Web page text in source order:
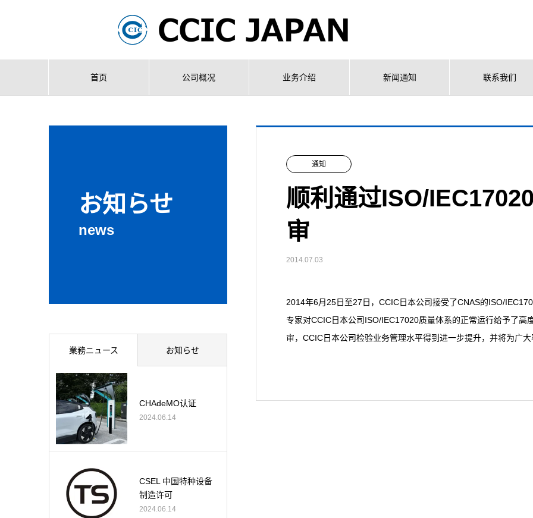
首页 公司概况 业务介绍 新闻通知 联系我们
お知らせ
news
通知
顺利通过ISO/
审
2014.07.03
2014年6月25日至27日，CCIC日本公司接受了CNAS的ISO/
专家对CCIC日本公司ISO/IEC17020质量体系的正常运行给予了高
审，CCIC日本公司检验业务管理水平得到进一步提升，并将为广
業務ニュース
お知らせ
CHAdeMO认证
2024.06.14
CSEL 中国特种设备
制造许可
2024.06.14